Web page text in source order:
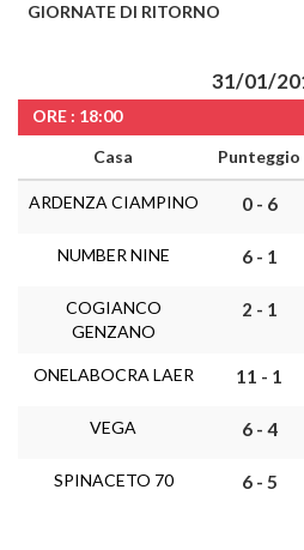
GIORNATE DI RITORNO
31/01/
ORE : 18:00
Casa
Punteggio
ARDENZA CIAMPINO 0 - 6
NUMBER NINE 6 - 1
COGIANCO
GENZANO
2 - 1
ONELABOCRA LAER 11 - 1
VEGA 6 - 4
SPINACETO 70 6 - 5